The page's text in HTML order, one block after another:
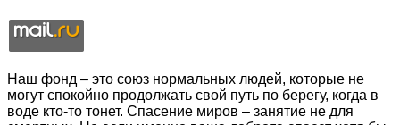
Наш фонд – это союз нормальных людей, которые не
могут спокойно продолжать свой путь по берегу, когда в
воде кто-то тонет. Спасение миров – занятие не для